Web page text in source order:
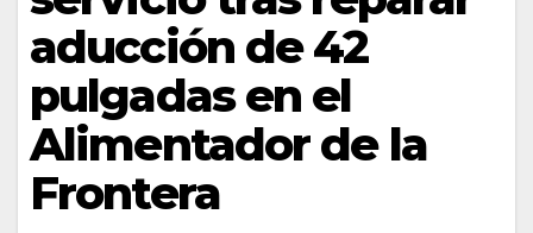
aducción de 42
pulgadas en el
Alimentador de la
Frontera